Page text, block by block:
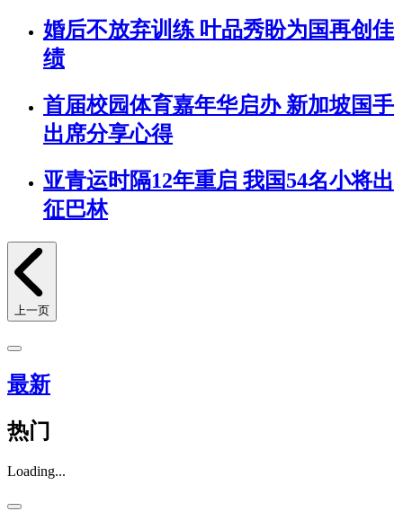
婚后不放弃训练 叶品秀盼为国再创佳
绩
首届校园体育嘉年华启办 新加坡国手
出席分享心得
亚青运时隔12年重启 我国54名小将出
征巴林
上一页
最新
热门
Loading...